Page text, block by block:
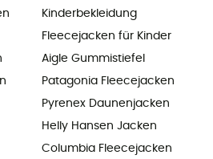
Kinderbekleidung
Fleecejacken für Kinder
Aigle Gummistiefel
Patagonia Fleecejacken
Pyrenex Daunenjacken
Helly Hansen Jacken
Columbia Fleecejacken